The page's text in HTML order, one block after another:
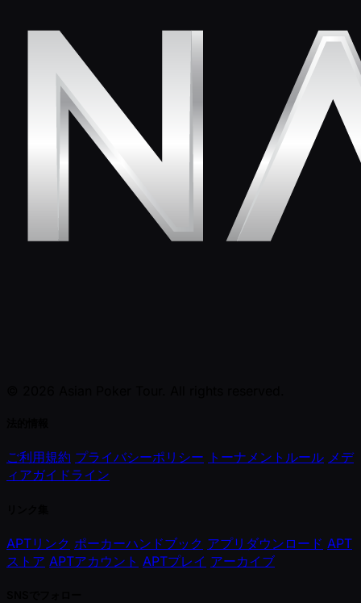
ご利用規約 プライバシーポリシー トーナメントルール メデ
ィアガイドライン
APTリンク ポーカーハンドブック アプリダウンロード APT
ストア APTアカウント APTプレイ アーカイブ